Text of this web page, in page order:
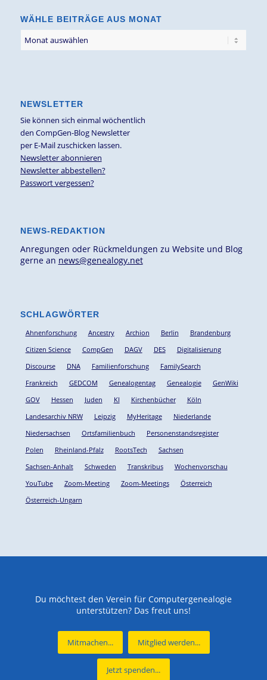
WÄHLE BEITRÄGE AUS MONAT
NEWSLETTER
Sie können sich einmal wöchentlich
den CompGen-Blog Newsletter
per E-Mail zuschicken lassen.
Newsletter abonnieren
Newsletter abbestellen?
Passwort vergessen?
NEWS-REDAKTION
Anregungen oder Rückmeldungen zu Website und Blog
gerne an news@genealogy.net
SCHLAGWÖRTER
Ahnenforschung Ancestry Archion Berlin
Brandenburg
Citizen Science
CompGen DAGV DES
Digitalisierung
Discourse
DNA Familienforschung
FamilySearch
Frankreich
GEDCOM Genealogentag Genealogie
GenWiki
GOV
Hessen Juden KI Kirchenbücher
Köln
Landesarchiv NRW
Leipzig MyHeritage
Niederlande
Niedersachsen
Ortsfamilienbuch
Personenstandsregister
Polen
Rheinland-Pfalz RootsTech
Sachsen
Sachsen-Anhalt
Schweden Transkribus
Wochenvorschau
YouTube
Zoom-Meeting Zoom-Meetings
Österreich
Österreich-Ungarn
Du möchtest den Verein für Computergenealogie
unterstützen? Das freut uns!
Mitmachen... Mitglied werden...
Jetzt spenden...